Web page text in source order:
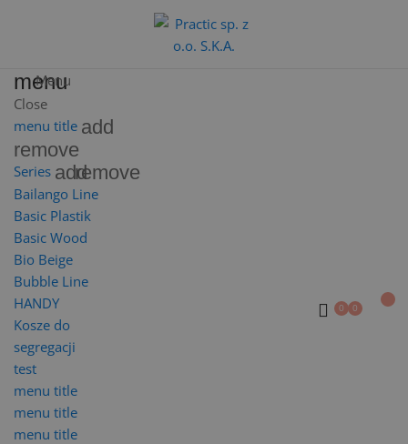
menu
Menu
Close
menu title add
remove
Series addremove
Bailango Line
Basic Plastik
Basic Wood
Bio Beige
Bubble Line
HANDY
Kosze do
segregacji
test
menu title
menu title
menu title